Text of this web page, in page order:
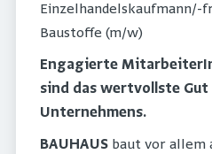
Einzelhandelskaufmann/-
Baustoffe (m/w)
Engagierte
sind das wertvollste Gut
Unternehmens.
BAUHAUS baut vor allem